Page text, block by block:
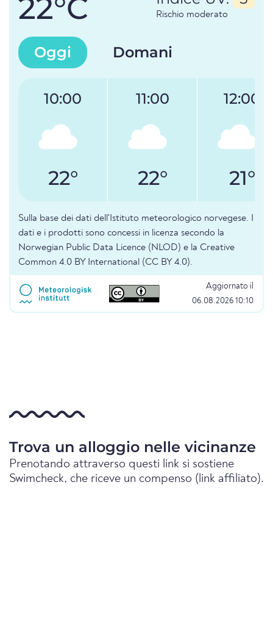
22°C Rischio moderato
Oggi Domani
10:00
22°
11:00
22°
12:00
21°
Sulla base dei dati dell'Istituto meteorologico norvegese. I
dati e i prodotti sono concessi in licenza secondo la
Norwegian Public Data Licence (NLOD) e la Creative
Common 4.0 BY International (CC BY 4.0).
Aggiornato il
06.08.2026 10:10
Trova un alloggio nelle vicinanze
Prenotando attraverso questi link si sostiene
Swimcheck, che riceve un compenso (link affiliato).